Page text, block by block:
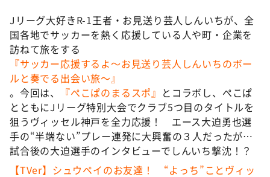
新婚さんいらっしゃい！
ポツンと一軒家
ザキ山小屋本館
ぺこぱのまるスポ
アナ回覧板
Jリーグ大好きR-1王者・お見送り芸人しんいちが、全
国各地でサッカーを熱く応援している人や町・企業を
訪ねて旅をする
『サッカー応援するよ～お見送り芸人しんいちのボー
ルと奏でる出会い旅～』
。今回は、
『ぺこぱのまるスポ』 とコラボし、ぺこぱ
とともにJリーグ特別大会でクラブ5つ目のタイトルを
狙うヴィッセル神戸を全力応援！ エース大迫勇也選
手の“半端ない”プレー連発に大興奮の３人だったが…
試合後の大迫選手のインタビューでしんいち撃沈！？
【TVer】シュウペイのお友達！ “よっち”ことヴィッ